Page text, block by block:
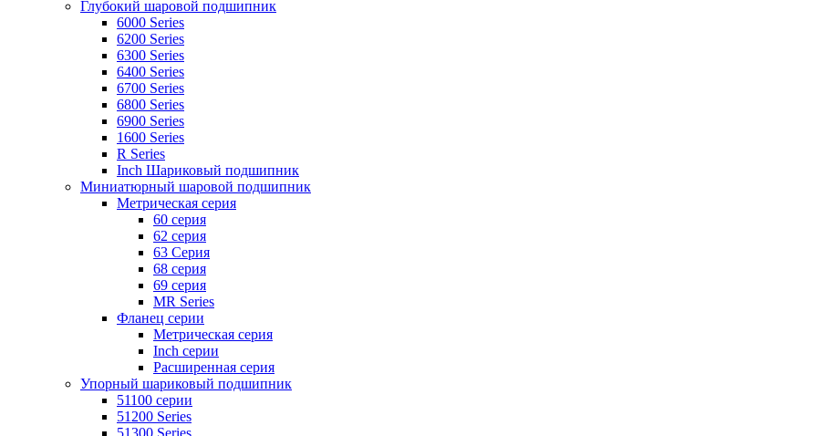
Глубокий шаровой подшипник
6000 Series
6200 Series
6300 Series
6400 Series
6700 Series
6800 Series
6900 Series
1600 Series
R Series
Inch Шариковый подшипник
Миниатюрный шаровой подшипник
Метрическая серия
60 серия
62 серия
63 Серия
68 серия
69 серия
MR Series
Фланец серии
Метрическая серия
Inch серии
Расширенная серия
Упорный шариковый подшипник
51100 серии
51200 Series